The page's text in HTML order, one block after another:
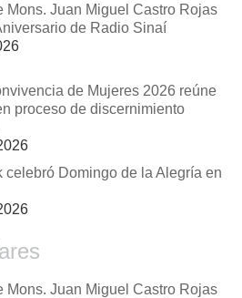
Mons. Juan Miguel Castro Rojas
de Radio Sinaí
de Mujeres 2026 reúne
proceso de discernimiento
celebró Domingo de la Alegría en
Mons. Juan Miguel Castro Rojas